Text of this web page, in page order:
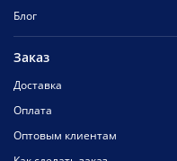
Блог
Заказ
Доставка
Оплата
Оптовым клиентам